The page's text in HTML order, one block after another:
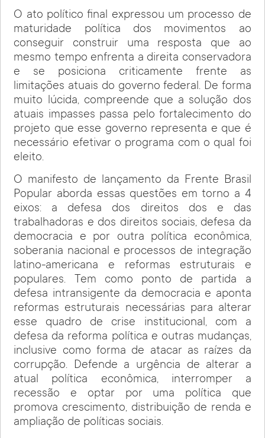
O ato político final expressou um processo de
maturidade política dos movimentos ao
conseguir construir uma resposta que ao
mesmo tempo enfrenta a direita conservadora
e se posiciona criticamente frente as
limitações atuais do governo federal. De forma
muito lúcida, compreende que a solução dos
atuais impasses passa pelo fortalecimento do
projeto que esse governo representa e que é
necessário efetivar o programa com o qual foi
eleito.
O manifesto de lançamento da Frente Brasil
Popular aborda essas questões em torno a 4
eixos: a defesa dos direitos dos e das
trabalhadoras e dos direitos sociais, defesa da
democracia e por outra política econômica,
soberania nacional e processos de integração
latino-americana e reformas estruturais e
populares. Tem como ponto de partida a
defesa intransigente da democracia e aponta
reformas estruturais necessárias para alterar
esse quadro de crise institucional, com a
defesa da reforma política e outras mudanças,
inclusive como forma de atacar as raízes da
corrupção. Defende a urgência de alterar a
atual política econômica, interromper a
recessão e optar por uma política que
promova crescimento, distribuição de renda e
ampliação de políticas sociais.